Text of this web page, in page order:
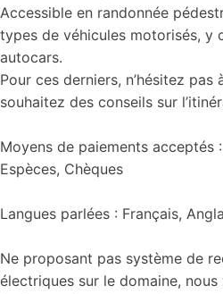
Accessible en randonnée
types de véhicules motorisés, y
autocars.
Pour ces derniers, n’hésitez
souhaitez des conseils sur
Moyens de paiements acceptés
Espèces, Chèques
Langues parlées : Français,
Ne proposant pas système de
électriques sur le domaine,